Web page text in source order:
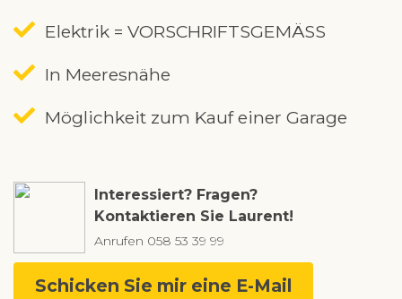
Elektrik = VORSCHRIFTSGEMÄSS
In Meeresnähe
Möglichkeit zum Kauf einer Garage
Interessiert? Fragen?
Kontaktieren Sie Laurent!
Anrufen 058 53 39 99
Schicken Sie mir eine E-Mail